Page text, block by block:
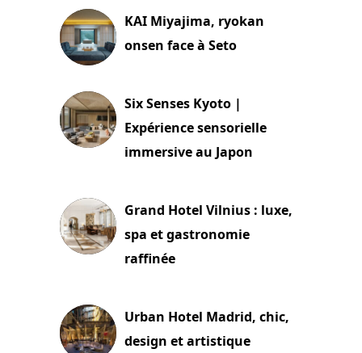
KAI Miyajima, ryokan
onsen face à Seto
Six Senses Kyoto |
Expérience sensorielle
immersive au Japon
Grand Hotel Vilnius : luxe,
spa et gastronomie
raffinée
Urban Hotel Madrid, chic,
design et artistique